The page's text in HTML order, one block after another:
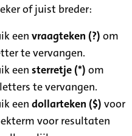
of juist breder:
eenvraagteken (?) om
te vervangen.
eensterretje (*) om
te vervangen.
eendollarteken ($) voor
voor resultaten